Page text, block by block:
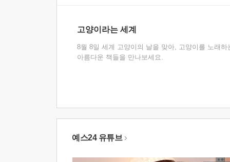
고양이라는 세계
8월 8일 세계 고양이의 날을 맞아, 고양이를 노래하
아름다운 책들을 만나보세요.
예스24 유튜브